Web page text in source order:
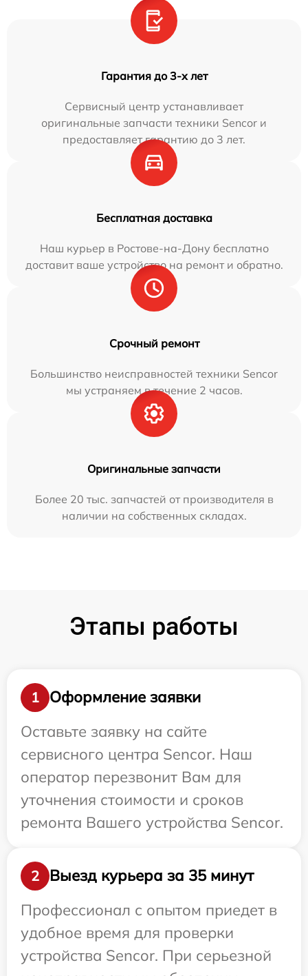
Гарантия до 3-х лет
Сервисный центр устанавливает
оригинальные запчасти техники Sencor и
предоставляет гарантию до 3 лет.
Бесплатная доставка
Наш курьер в Ростове-на-Дону бесплатно
доставит ваше устройство на ремонт и обратно.
Срочный ремонт
Большинство неисправностей техники Sencor
мы устраняем в течение 2 часов.
Оригинальные запчасти
Более 20 тыс. запчастей от производителя в
наличии на собственных складах.
Этапы работы
1
Оформление заявки
Оставьте заявку на сайте
сервисного центра Sencor. Наш
оператор перезвонит Вам для
уточнения стоимости и сроков
ремонта Вашего устройства Sencor.
2
Выезд курьера за 35 минут
Профессионал с опытом приедет в
удобное время для проверки
устройства Sencor. При серьезной